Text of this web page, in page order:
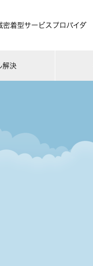
密着型サービスプロバイダ
解決